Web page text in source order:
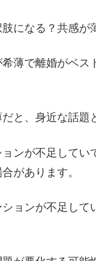
になる？共感が
薄で離婚がベ
と、身近な話題
ンが不足してい
があります。
ョンが不足し